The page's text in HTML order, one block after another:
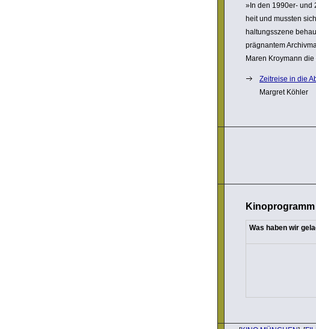
»In den 1990er- und
heit und mussten
hal­tungs­szene
prägnantem
Maren Kroymann
Zeitreise in die
Margret Köhler
Kinoprogramm
Was haben wir